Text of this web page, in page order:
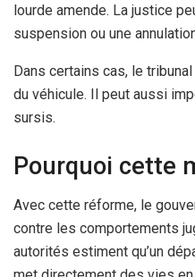
lourde amende. La justice
suspension ou une
Dans certains cas, le
du véhicule. Il peut aussi
sursis.
Pourquoi cette
Avec cette réforme, le
contre les comportements
autorités estiment qu’un